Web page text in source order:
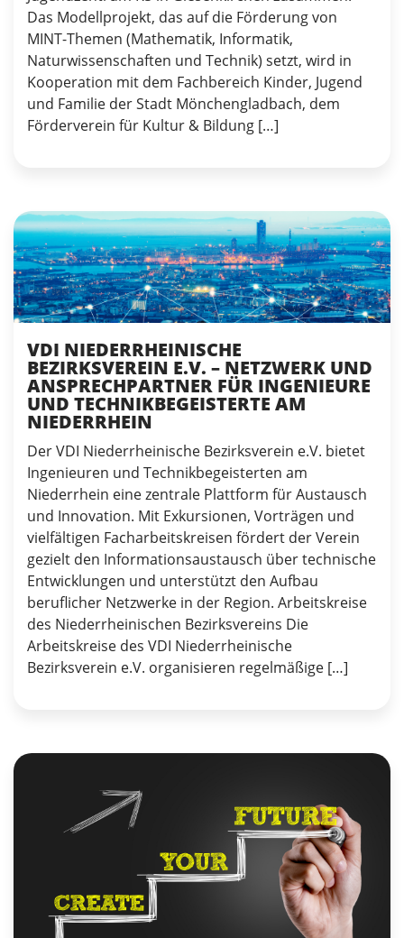
Das Modellprojekt, das auf die Förderung von
MINT-Themen (Mathematik, Informatik,
Naturwissenschaften und Technik) setzt, wird in
Kooperation mit dem Fachbereich Kinder, Jugend
und Familie der Stadt Mönchengladbach, dem
Förderverein für Kultur & Bildung […]
VDI NIEDERRHEINISCHE
BEZIRKSVEREIN E.V. – NETZWERK UND
ANSPRECHPARTNER FÜR INGENIEURE
UND TECHNIKBEGEISTERTE AM
NIEDERRHEIN
Der VDI Niederrheinische Bezirksverein e.V. bietet
Ingenieuren und Technikbegeisterten am
Niederrhein eine zentrale Plattform für Austausch
und Innovation. Mit Exkursionen, Vorträgen und
vielfältigen Facharbeitskreisen fördert der Verein
gezielt den Informationsaustausch über technische
Entwicklungen und unterstützt den Aufbau
beruflicher Netzwerke in der Region. Arbeitskreise
des Niederrheinischen Bezirksvereins Die
Arbeitskreise des VDI Niederrheinische
Bezirksverein e.V. organisieren regelmäßige […]